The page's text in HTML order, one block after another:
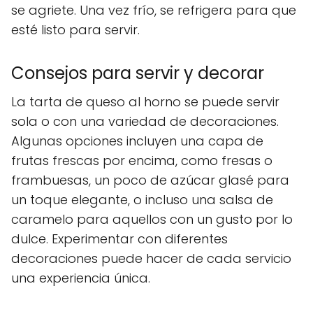
se agriete. Una vez frío, se refrigera para que
esté listo para servir.
Consejos para servir y decorar
La tarta de queso al horno se puede servir
sola o con una variedad de decoraciones.
Algunas opciones incluyen una capa de
frutas frescas por encima, como fresas o
frambuesas, un poco de azúcar glasé para
un toque elegante, o incluso una salsa de
caramelo para aquellos con un gusto por lo
dulce. Experimentar con diferentes
decoraciones puede hacer de cada servicio
una experiencia única.